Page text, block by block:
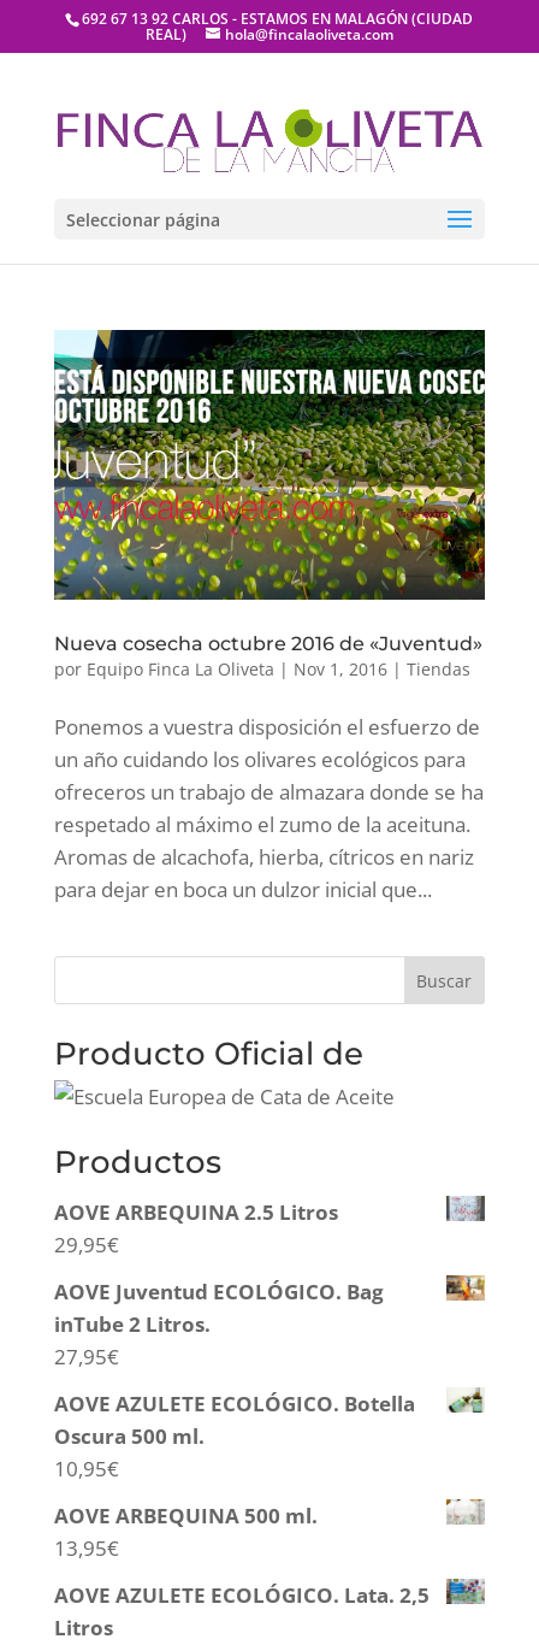
692 67 13 92 CARLOS - ESTAMOS EN MALAGÓN (CIUDAD
REAL) hola@fincalaoliveta.com
Seleccionar página
Nueva cosecha octubre 2016 de «Juventud»
por Equipo Finca La Oliveta | Nov 1, 2016| Tiendas
Ponemos a vuestra disposición el esfuerzo de
un año cuidando los olivares ecológicos para
ofreceros un trabajo de almazara donde se ha
respetado al máximo el zumo de la aceituna.
Aromas de alcachofa, hierba, cítricos en nariz
para dejar en boca un dulzor inicial que...
Producto Oficial de
Productos
AOVE ARBEQUINA 2.5 Litros
29,95€
AOVE Juventud ECOLÓGICO. Bag
inTube 2 Litros.
27,95€
AOVE AZULETE ECOLÓGICO. Botella
Oscura 500 ml.
10,95€
AOVE ARBEQUINA 500 ml.
13,95€
AOVE AZULETE ECOLÓGICO. Lata. 2,5
Litros